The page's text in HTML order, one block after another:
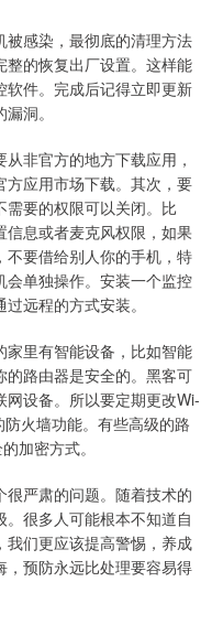
感染，最彻底的清理方法
的恢复出厂设置。这样能
件。完成后记得立即更新
洞。
非官方的地方下载应用，
应用市场下载。其次，要
要的权限可以关闭。比
息或者麦克风权限，如果
要借给别人你的手机，特
单独操作。安装一个监控
远程的方式安装。
里有智能设备，比如智能
的路由器是安全的。黑客可
设备。所以要定期更改Wi-
火墙功能。有些高级的路
加密方式。
严肃的问题。随着技术的
很多人可能根本不知道自
们更应该提高警惕，养成
，预防永远比处理要容易得